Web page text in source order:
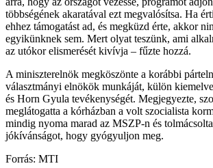
többségének akaratával ezt megvalósítsa. Ha
ehhez támogatást ad, és megküzd érte, akkor
egyikünknek sem. Mert olyat teszünk, ami
az utókor elismerését kivívja – fűzte hozzá.
A miniszterelnök megköszönte a korábbi
választmányi elnökök munkáját, külön
és Horn Gyula tevékenységét. Megjegyezte,
meglátogatta a kórházban a volt szocialista
mindig nyoma marad az MSZP-n és
jókívánságot, hogy gyógyuljon meg.
Forrás: MTI